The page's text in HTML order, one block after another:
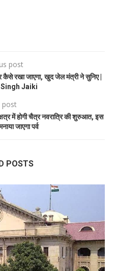
post
रखा जाएगा, खुद जेल मंत्री ने सुनिए |
Jaiki
post
में होगी चैत्र नवरात्रि की शुरुआत, इस
जाएगा पर्व
POSTS